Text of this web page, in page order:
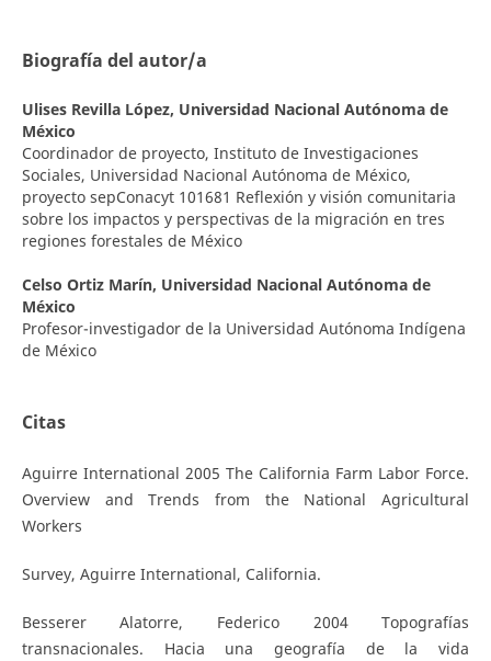
Biografía del autor/a
Ulises Revilla López, Universidad Nacional Autónoma de
México
Coordinador de proyecto, Instituto de Investigaciones
Sociales, Universidad Nacional Autónoma de México,
proyecto sepConacyt 101681 Reflexión y visión comunitaria
sobre los impactos y perspectivas de la migración en tres
regiones forestales de México
Celso Ortiz Marín, Universidad Nacional Autónoma de
México
Profesor-investigador de la Universidad Autónoma Indígena
de México
Citas
Aguirre International 2005 The California Farm Labor Force.
Overview and Trends from the National Agricultural
Workers
Survey, Aguirre International, California.
Besserer Alatorre, Federico 2004 Topografías
transnacionales. Hacia una geografía de la vida